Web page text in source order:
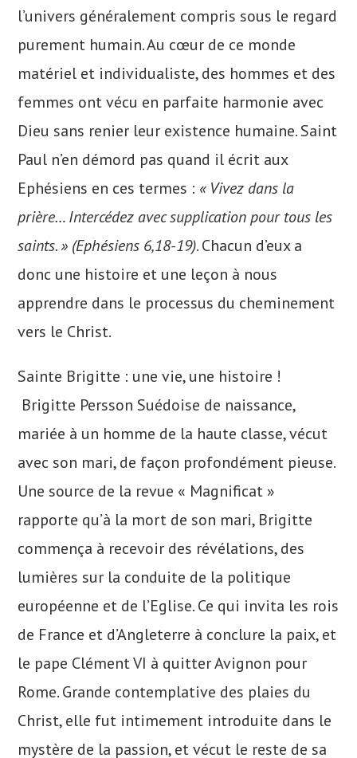
l’univers généralement compris sous le regard
purement humain. Au cœur de ce monde
matériel et individualiste, des hommes et des
femmes ont vécu en parfaite harmonie avec
Dieu sans renier leur existence humaine. Saint
Paul n’en démord pas quand il écrit aux
Ephésiens en ces termes : « Vivez dans la
prière… Intercédez avec supplication pour tous les
saints. » (Ephésiens 6,18-19). Chacun d’eux a
donc une histoire et une leçon à nous
apprendre dans le processus du cheminement
vers le Christ.
Sainte Brigitte : une vie, une histoire !
Brigitte Persson Suédoise de naissance,
mariée à un homme de la haute classe, vécut
avec son mari, de façon profondément pieuse.
Une source de la revue « Magnificat »
rapporte qu’à la mort de son mari, Brigitte
commença à recevoir des révélations, des
lumières sur la conduite de la politique
européenne et de l’Eglise. Ce qui invita les rois
de France et d’Angleterre à conclure la paix, et
le pape Clément VI à quitter Avignon pour
Rome. Grande contemplative des plaies du
Christ, elle fut intimement introduite dans le
mystère de la passion, et vécut le reste de sa